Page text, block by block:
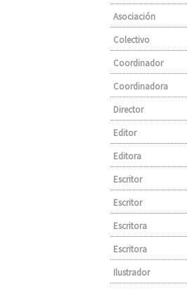
Asociación
Colectivo
Coordinador
Coordinadora
Director
Editor
Editora
Escritor
Escritor
Escritora
Escritora
Ilustrador